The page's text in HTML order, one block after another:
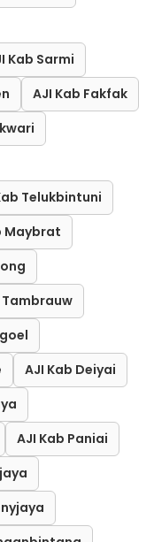
Kab Sarmi
AJI Kab Fakfak
Telukbintuni
Maybrat
Tambrauw
AJI Kab Deiyai
AJI Kab Paniai